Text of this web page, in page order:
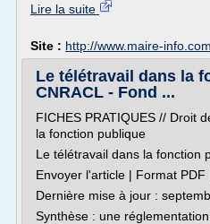
Lire la suite
Site : http://www.maire-info.com
Le télétravail dans la
CNRACL - Fond ...
FICHES PRATIQUES // Droit
la fonction publique
Le télétravail dans la fonction
Envoyer l'article | Format PDF
Dernière mise à jour :
Synthèse : une